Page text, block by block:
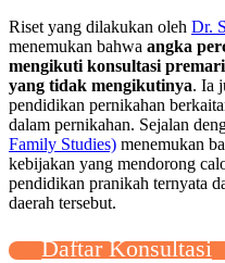
Riset yang dilakukan oleh Dr.
menemukan bahwa angka
mengikuti konsultasi
yang tidak mengikutinya. Ia
pendidikan pernikahan
dalam pernikahan. Sejalan
Family Studies) menemukan
kebijakan yang mendorong
pendidikan pranikah ternyata
daerah tersebut.
Daftar Konsultasi